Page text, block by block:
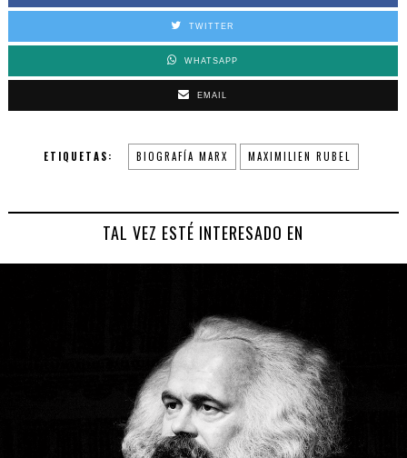
TWITTER
WHATSAPP
EMAIL
ETIQUETAS: BIOGRAFÍA MARX MAXIMILIEN RUBEL
TAL VEZ ESTÉ INTERESADO EN